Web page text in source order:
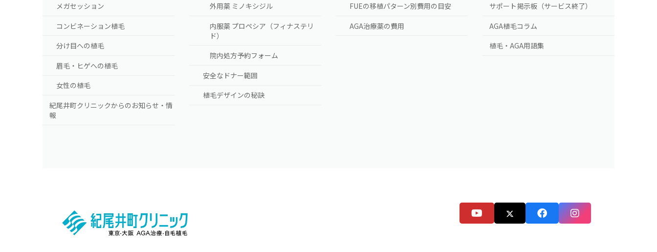
メガセッション
コンビネーション植毛
分け目への植毛
眉毛・ヒゲへの植毛
女性の植毛
紀尾井町クリニックからのお知らせ・情
報
外用薬 ミノキシジル
内服薬 プロペシア（フィナステリ
ド）
院内処方予約フォーム
安全なドナー範囲
植毛デザインの秘訣
FUEの移植パターン別費用の目安
AGA治療薬の費用
サポート掲示板（サービス終了）
AGA植毛コラム
植毛・AGA用語集